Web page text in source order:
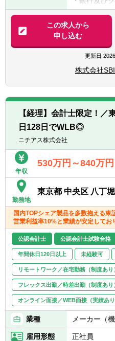
【歓迎経験
■IFRSに関す
■税理士
■銀行業（も
■英語力
■会計に関す
有する方
■金融業に関
■多様性に
等に係る会
・連結財務
・連結判定
・親会社（
のIFRS関連
等）
なお、同行
未定です。
【配属部署に
■財務管理部
グループ財
する金融庁
連結決算、
で構成されて
【働き方】
■フレックス
な働き方が
14:00）
この求人から
申し込む
更新日
株式会社
【経理】会計士限定！／
日128日でWLB◎
ニチアス株式会社
年収
530万円～840万円
勤務地
東京都 中央区 八丁
国内TOPシェア製品を多数抱える東
営業利益率10%と業績が安定してお
公認会計士 公認会計士試験合格
年間休日120日以上 未経験可
リモートワーク／在宅勤務（制度あり
フレックス出勤／時差出勤（制度あり
オンライン面接／WEB面接（実績あり
業種 メーカー（
雇用形態 正社員